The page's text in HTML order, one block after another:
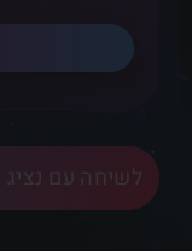
לשיחה עם נציג